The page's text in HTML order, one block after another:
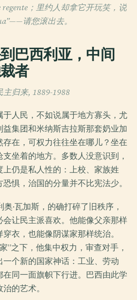
regente；里约人却拿它开玩笑，说
请您滚出去。
巴西利亚，中间
者
归来, 1889-1988
人民，不如说属于地方寡头，尤
集团和米纳斯吉拉斯那套奶业加
在，可权力往往坐在哪儿？坐在
坐着的地方。多数人没意识到，
仍是私人性的：上校、家族姓
惧，治国的分量并不比宪法少。
·瓦加斯，的确打碎了旧秩序，
会让民主派喜欢。他能像父亲那样
衣，也能像阴谋家那样统治。
”之下，他集中权力，审查对手，
个新的国家神话：工业、劳动
同一面旗帜下行进。巴西由此学
的艺术。